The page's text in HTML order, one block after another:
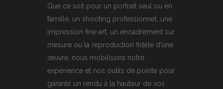
Que ce soit pour un portrait seul ou en
famille, un shooting professionnel, une
impression fine art, un encadrement sur
mesure ou la reproduction fidèle d’une
œuvre, nous mobilisons notre
expérience et nos outils de pointe pour
garantir un rendu à la hauteur de vos